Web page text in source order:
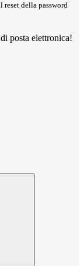
reset della password
posta elettronica!